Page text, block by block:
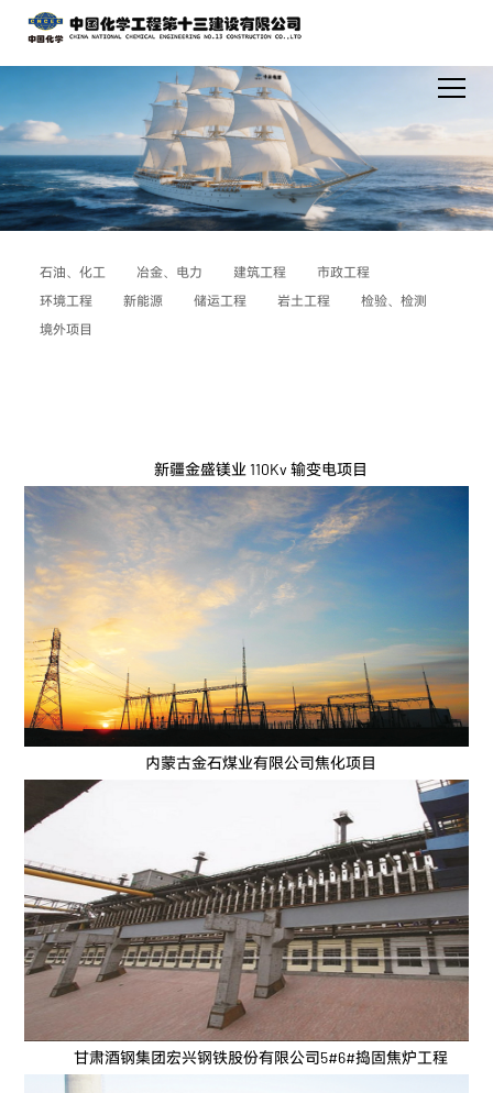
石油、化工 冶金、电力 建筑工程
市政工程
环境工程
新能源 储运工程 岩土工程
检验、检测
境外项目
新疆金盛镁业 110Kv 输变电项目
内蒙古金石煤业有限公司焦化项目
甘肃酒钢集团宏兴钢铁股份有限公司5#6#捣固焦炉工程